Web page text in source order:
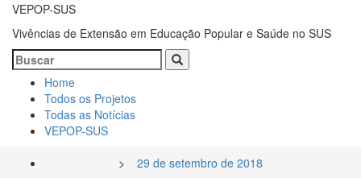
VEPOP-SUS
Vivências de Extensão em Educação Popular e Saúde no SUS
Home
Todos os Projetos
Todas as Notícias
VEPOP-SUS
>
29 de setembro de 2018